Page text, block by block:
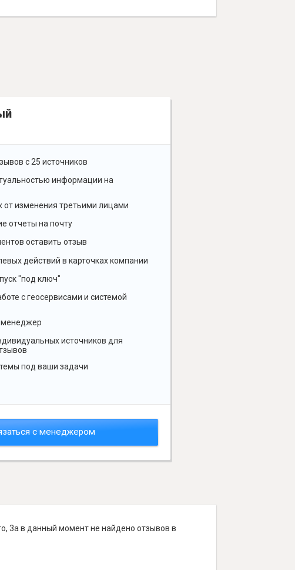
с 25 источников
информации на
изменения третьими лицами
отчеты на почту
оставить отзыв
действий в карточках компании
"под ключ"
с геосервисами и системой
менеджер
источников для
под ваши задачи
с менеджером
3а в данный момент не найдено отзывов в